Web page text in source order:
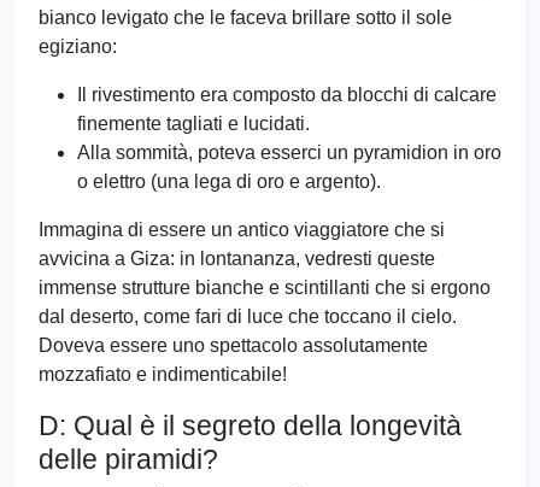
bianco levigato che le faceva brillare sotto il sole
egiziano:
Il rivestimento era composto da blocchi di calcare
finemente tagliati e lucidati.
Alla sommità, poteva esserci un pyramidion in oro
o elettro (una lega di oro e argento).
Immagina di essere un antico viaggiatore che si
avvicina a Giza: in lontananza, vedresti queste
immense strutture bianche e scintillanti che si ergono
dal deserto, come fari di luce che toccano il cielo.
Doveva essere uno spettacolo assolutamente
mozzafiato e indimenticabile!
D: Qual è il segreto della longevità
delle piramidi?